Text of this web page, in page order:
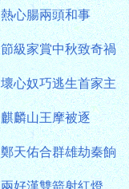
熱心腸兩頭和事
節級家賞中秋致奇禍
壞心奴巧逃生首家主
麒麟山王摩被逐
鄭天佑合群雄劫秦餉
兩好漢雙箭射紅燈